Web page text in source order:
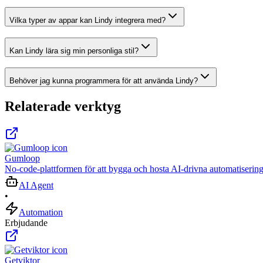
Vilka typer av appar kan Lindy integrera med?
Kan Lindy lära sig min personliga stil?
Behöver jag kunna programmera för att använda Lindy?
Relaterade verktyg
Gumloop
No-code-plattformen för att bygga och hosta AI-drivna
AI Agent
•
Automation
Erbjudande
Getviktor